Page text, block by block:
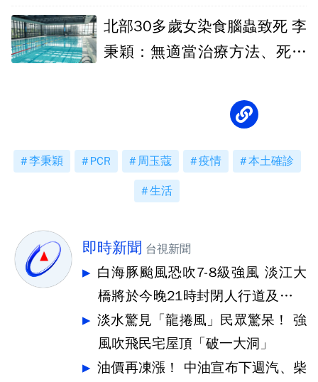
北部30多歲女染食腦蟲致死 李
秉穎：無適當治療方法、死亡
李秉穎 PCR 周玉蔻 疫情 本土確診
生活
即時新聞 台視新聞
白海豚颱風恐吹7-8級強風 淡江大
橋將於今晚21時封閉人行道及機車
道
淡水驚見「龍捲風」民眾驚呆！ 強
風吹飛民宅屋頂「破一大洞」
油價再凍漲！ 中油宣布下週汽、柴